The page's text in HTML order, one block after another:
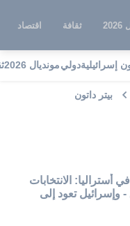
ثقافة اقتصاد
إسرائيليةدوليمونديال 2026
بيتر داتون
أستراليا: الانتخابات
تعود إلى